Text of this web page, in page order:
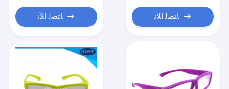
ﺎﺘﺼﻟ ﺍﻶﻧ ﺎﺘﺼﻟ ﺍﻶﻧ